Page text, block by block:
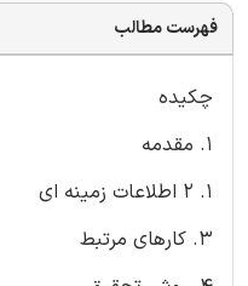
فهرست مطالب
چکیده
1. مقدمه
1. 2 اطلاعات زمینه ای
3. کارهای مرتبط